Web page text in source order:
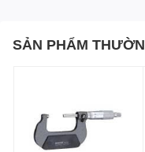
được sử dụng
Ứng dụng nhiều
SẢN PHẨM